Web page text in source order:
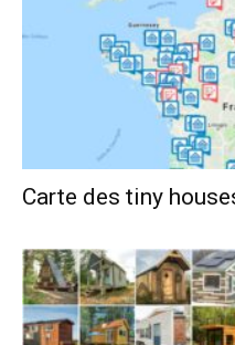
Carte des tiny